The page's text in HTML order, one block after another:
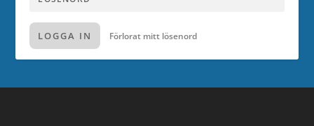
LOGGA IN Förlorat mitt lösenord